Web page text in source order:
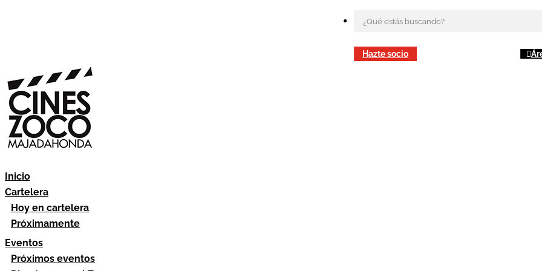
Hazte socio
Inicio
Cartelera
Hoy en cartelera
Próximamente
Eventos
Próximos eventos